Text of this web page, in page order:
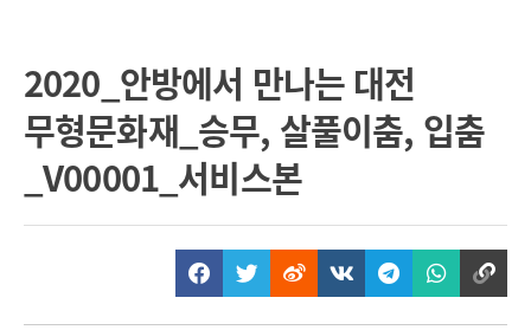
2020_안방에서 만나는 대전
무형문화재_승무, 살풀이춤, 입춤
_V00001_서비스본